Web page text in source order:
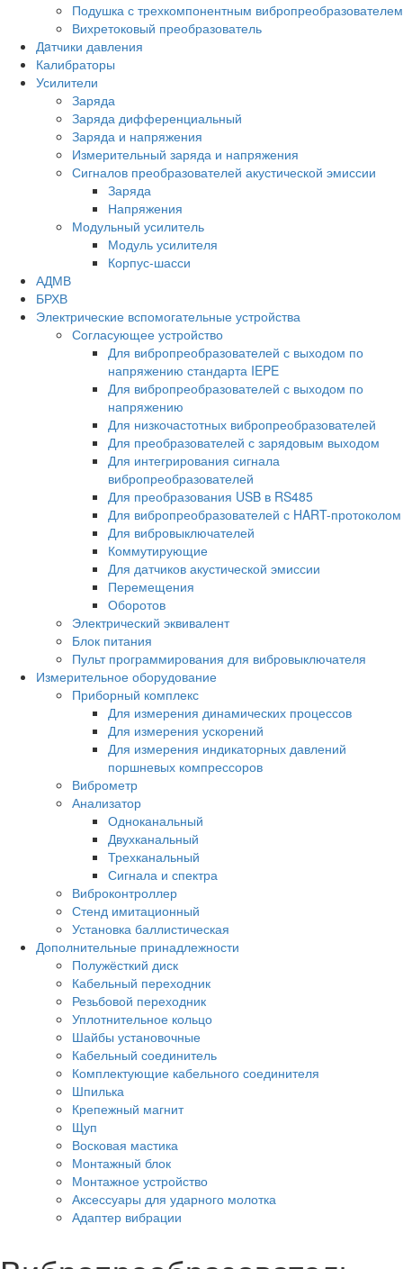
Подушка с трехкомпонентным вибропреобразователем
Вихретоковый преобразователь
Дaтчики давления
Калибраторы
Усилители
Заряда
Заряда дифференциальный
Заряда и напряжения
Измерительный заряда и напряжения
Сигналов преобразователей акустической эмиссии
Заряда
Напряжения
Модульный усилитель
Модуль усилителя
Корпус-шасси
АДМВ
БРХВ
Электрические вспомогательные устройства
Согласующее устройство
Для вибропреобразователей с выходом по
напряжению стандарта IEPE
Для вибропреобразователей с выходом по
напряжению
Для низкочастотных вибропреобразователей
Для преобразователей с зарядовым выходом
Для интегрирования сигнала
вибропреобразователей
Для преобразования USB в RS485
Для вибропреобразователей с HART-протоколом
Для вибровыключателей
Коммутирующие
Для датчиков акустической эмиссии
Перемещения
Оборотов
Электрический эквивалент
Блок питания
Пульт программирования для вибровыключателя
Измерительное оборудование
Приборный комплекс
Для измерения динамических процессов
Для измерения ускорений
Для измерения индикаторных давлений
поршневых компрессоров
Виброметр
Анализатор
Одноканальный
Двухканальный
Трехканальный
Сигнала и спектра
Виброконтроллер
Стенд имитационный
Установка баллистическая
Дополнительные принадлежности
Полужёсткий диск
Кабельный переходник
Резьбовой переходник
Уплотнительное кольцо
Шайбы установочные
Кабельный соединитель
Комплектующие кабельного соединителя
Шпилька
Крепежный магнит
Щуп
Восковая мастика
Монтажный блок
Монтажное устройство
Аксессуары для ударного молотка
Адаптер вибрации